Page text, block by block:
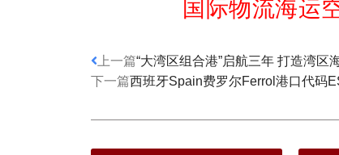
国际物流海运
上一篇“大湾区组合港”启航三年 打造湾区
下一篇西班牙Spain费罗尔Ferrol港口代码